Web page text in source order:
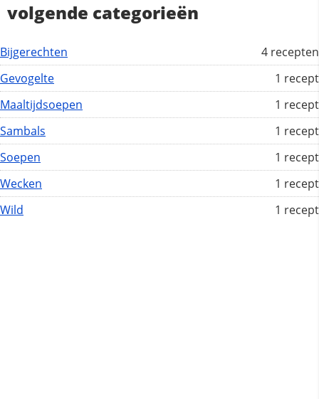
volgende categorieën
4 recepten
Bijgerechten
1 recept
Gevogelte
1 recept
Maaltijdsoepen
1 recept
Sambals
1 recept
Soepen
1 recept
Wecken
1 recept
Wild